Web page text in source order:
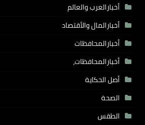
أخبارالعرب والعالم
أخبارالمال والأقتصاد
أخبارالمحافظات
أخبارالمحافظات،
أصل الحكاية
الصحة
الطقس